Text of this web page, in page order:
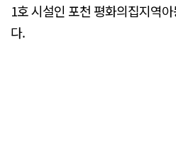
1호 시설인 포천 평화의집지역
다.